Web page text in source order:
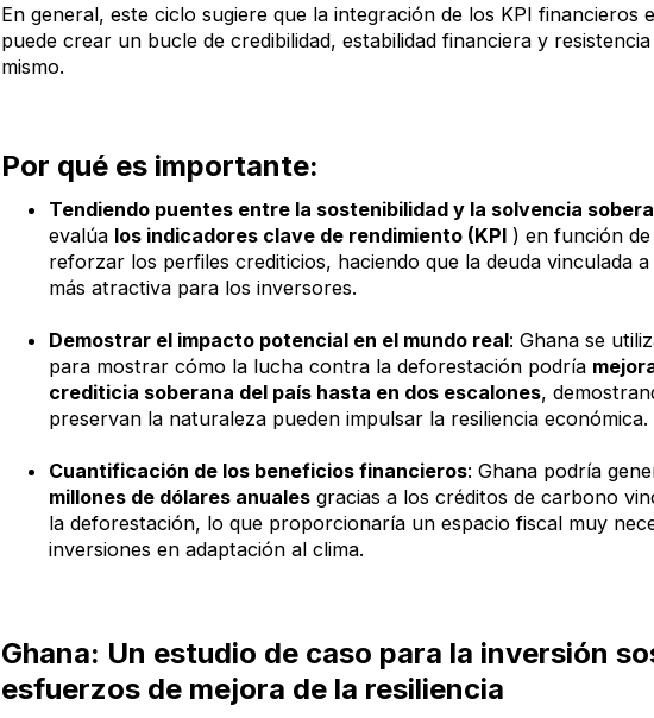
En general, este ciclo sugiere que la integración de los KPI financieros
puede crear un bucle de credibilidad, estabilidad financiera y
mismo.
Por qué es importante:
Tendiendo puentes entre la sostenibilidad y la solvencia
evalúa los indicadores clave de rendimiento (KPI ) en función
reforzar los perfiles crediticios, haciendo que la deuda vinculada
más atractiva para los inversores.
Demostrar el impacto potencial en el mundo real: Ghana se
para mostrar cómo la lucha contra la deforestación podría
crediticia soberana del país hasta en dos escalones,
preservan la naturaleza pueden impulsar la resiliencia económica.
Cuantificación de los beneficios financieros: Ghana podría
millones de dólares anuales gracias a los créditos de carbono
la deforestación, lo que proporcionaría un espacio fiscal muy
inversiones en adaptación al clima.
Ghana: Un estudio de caso para la inversión
esfuerzos de mejora de la resiliencia